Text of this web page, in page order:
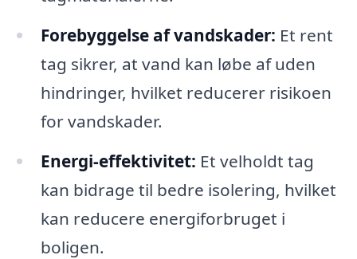
Forebyggelse af vandskader: Et rent
tag sikrer, at vand kan løbe af uden
hindringer, hvilket reducerer risikoen
for vandskader.
Energi-effektivitet: Et velholdt tag
kan bidrage til bedre isolering, hvilket
kan reducere energiforbruget i
boligen.